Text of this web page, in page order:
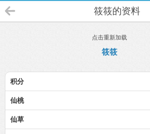
筱筱的资料
点击重新加载
筱筱
积分
仙桃
仙草